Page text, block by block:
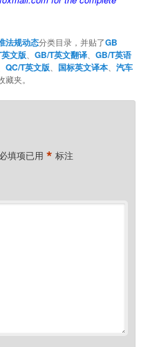
法规动态分类目录，并贴了GB
文版 、GB/T英文翻译 、GB/T英语
、QC/T英文版 国标英文译本 、汽车
藏夹。
必填项已用* 标注